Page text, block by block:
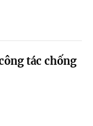
tác chống